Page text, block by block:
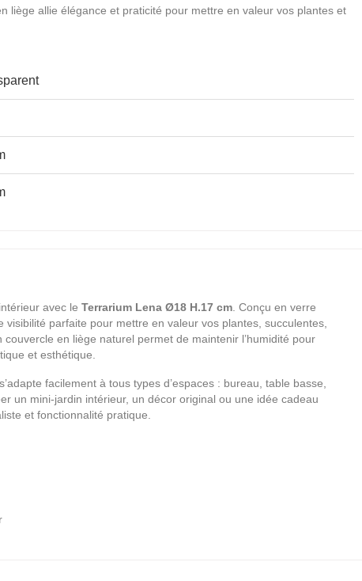
liège allie élégance et praticité pour mettre en valeur vos plantes et
avec le Terrarium Lena Ø18 H.17 cm . Conçu en verre
parfaite pour mettre en valeur vos plantes, succulentes,
en liège naturel permet de maintenir l’humidité pour
et esthétique.
facilement à tous types d’espaces : bureau, table basse,
un mini-jardin intérieur, un décor original ou une idée cadeau
et fonctionnalité pratique.